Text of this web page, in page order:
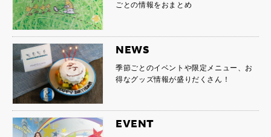
ごとの情報をおまとめ
NEWS
季節ごとのイベントや限定メニュー、お
得なグッズ情報が盛りだくさん！
EVENT